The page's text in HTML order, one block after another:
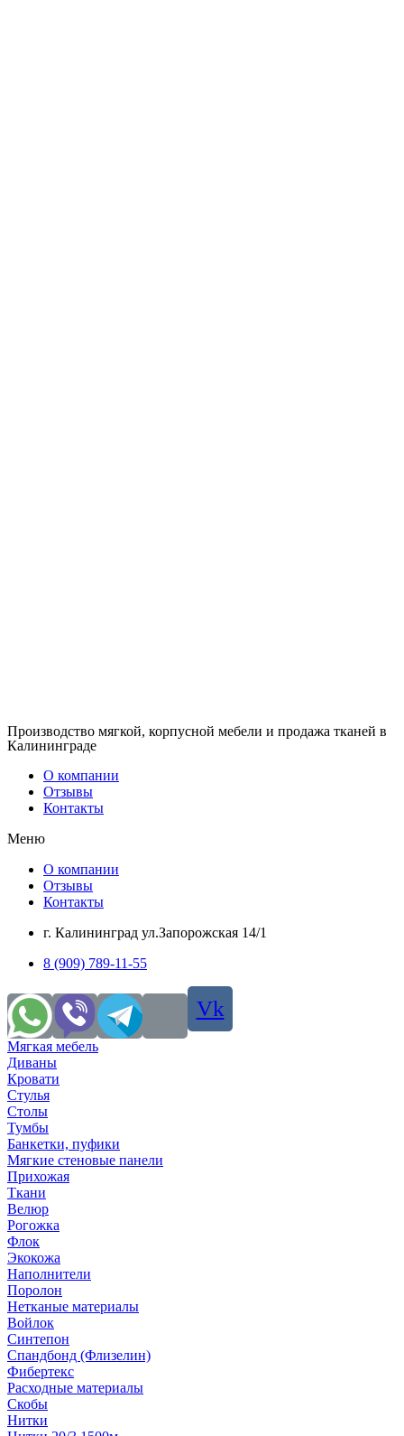
Производство мягкой, корпусной мебели и продажа тканей в
Калининграде
О компании
Отзывы
Контакты
Меню
О компании
Отзывы
Контакты
г. Калининград ул.Запорожская 14/1
8 (909) 789-11-55
Vk
Мягкая мебель
Диваны
Кровати
Стулья
Столы
Тумбы
Банкетки, пуфики
Мягкие стеновые панели
Прихожая
Ткани
Велюр
Рогожка
Флок
Экокожа
Наполнители
Поролон
Нетканые материалы
Войлок
Синтепон
Спандбонд (Флизелин)
Фибертекс
Расходные материалы
Скобы
Нитки